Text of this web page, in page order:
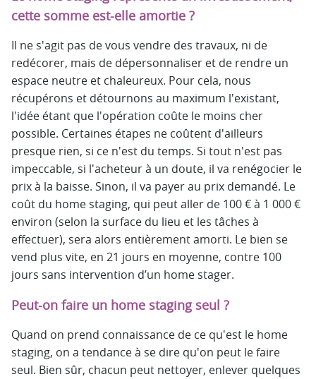
cette somme est-elle amortie ?
Il ne s'agit pas de vous vendre des travaux, ni de
redécorer, mais de dépersonnaliser et de rendre un
espace neutre et chaleureux. Pour cela, nous
récupérons et détournons au maximum l'existant,
l'idée étant que l'opération coûte le moins cher
possible. Certaines étapes ne coûtent d'ailleurs
presque rien, si ce n'est du temps. Si tout n'est pas
impeccable, si l'acheteur à un doute, il va renégocier le
prix à la baisse. Sinon, il va payer au prix demandé. Le
coût du home staging, qui peut aller de 100 € à 1 000 €
environ (selon la surface du lieu et les tâches à
effectuer), sera alors entièrement amorti. Le bien se
vend plus vite, en 21 jours en moyenne, contre 100
jours sans intervention d’un home stager.
Peut-on faire un home staging seul ?
Quand on prend connaissance de ce qu'est le home
staging, on a tendance à se dire qu'on peut le faire
seul. Bien sûr, chacun peut nettoyer, enlever quelques